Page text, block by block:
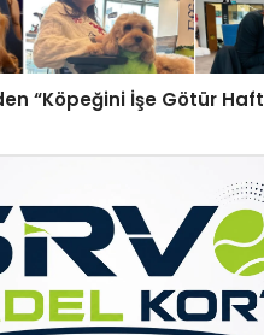
“Köpeğini İşe Götür